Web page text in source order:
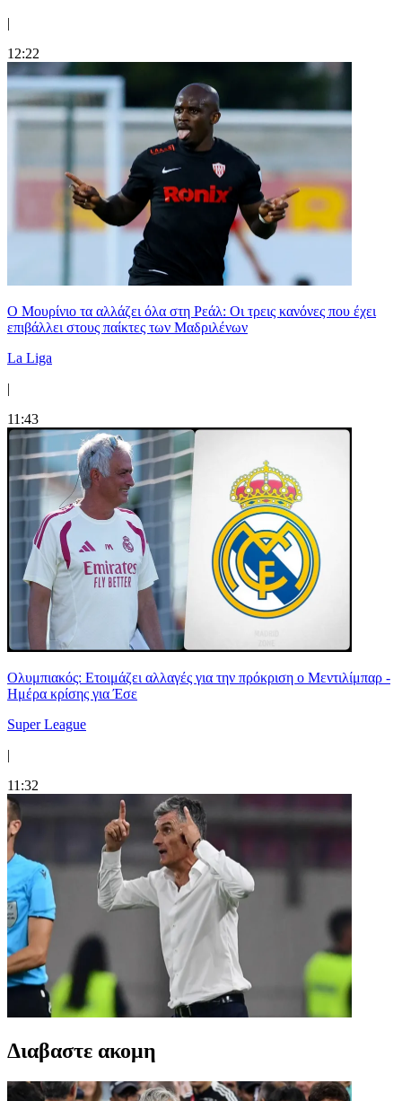
|
12:22
Ο Μουρίνιο τα αλλάζει όλα στη Ρεάλ: Οι τρεις κανόνες που έχει
επιβάλλει στους παίκτες των Μαδριλένων
La Liga
|
11:43
Ολυμπιακός: Ετοιμάζει αλλαγές για την πρόκριση ο Μεντιλίμπαρ -
Ημέρα κρίσης για Έσε
Super League
|
11:32
Διαβαστε ακομη